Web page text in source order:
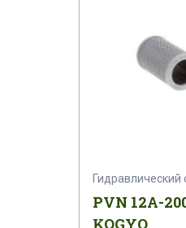
Гидравлический
PVN 12A-